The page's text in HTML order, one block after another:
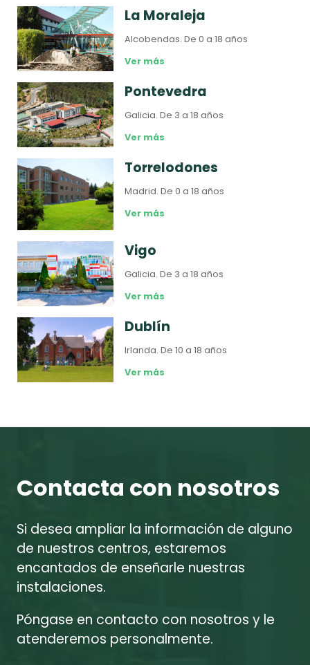
La Moraleja
Alcobendas.De 0 a 18 años
Ver más
Pontevedra
Galicia.De 3 a 18 años
Ver más
Torrelodones
Madrid.De 0 a 18 años
Ver más
Vigo
Galicia.De 3 a 18 años
Ver más
Dublín
Irlanda.De 10 a 18 años
Ver más
Contacta con nosotros
Si desea ampliar la información de alguno
de nuestros centros, estaremos
encantados de enseñarle nuestras
instalaciones.
Póngase en contacto con nosotros y le
atenderemos personalmente.